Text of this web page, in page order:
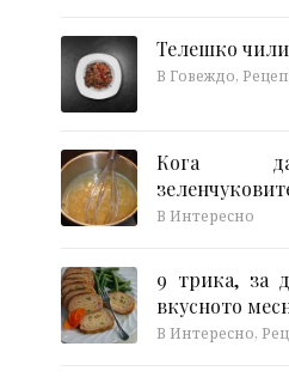
Телешко
В Говеждо,
Кога да
В Интересно
9 трика, за
вкусното
В Интересно,